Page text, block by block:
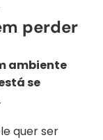
perder
ambiente
se
quer ser